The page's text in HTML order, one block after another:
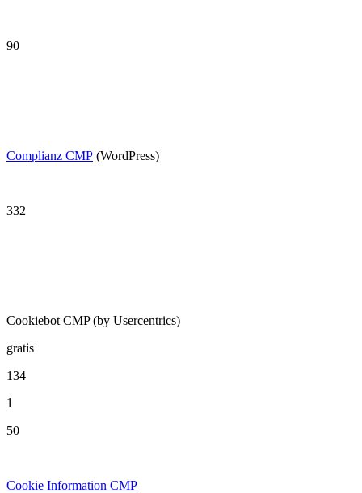
90
Complianz CMP (WordPress)
332
Cookiebot CMP (by Usercentrics)
gratis
134
1
50
Cookie Information CMP